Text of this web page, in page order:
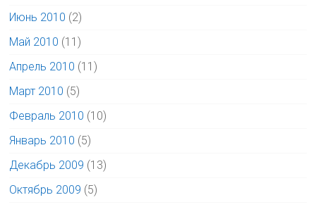
Июнь 2010 (2)
Май 2010 (11)
Апрель 2010 (11)
Март 2010 (5)
Февраль 2010 (10)
Январь 2010 (5)
Декабрь 2009 (13)
Октябрь 2009 (5)